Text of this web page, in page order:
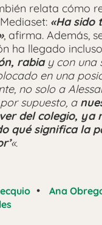
relata cómo
«Ha sido
, afirma. Además,
ha llegado
rabiay con una
en una
no solo a
supuesto, a
del colegio, ya
qué significa la
«.
• Ana